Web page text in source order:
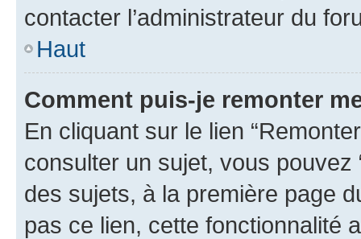
contacter l’administrateur du
Haut
Comment puis-je remonter
En cliquant sur le lien
consulter un sujet, vous pouvez
des sujets, à la première page
pas ce lien, cette fonctionnalité